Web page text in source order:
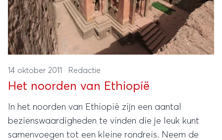
14 oktober 2011 · Redactie
Het noorden van Ethiopië
In het noorden van Ethiopië zijn een aantal
bezienswaardigheden te vinden die je leuk kunt
samenvoegen tot een kleine rondreis. Neem de